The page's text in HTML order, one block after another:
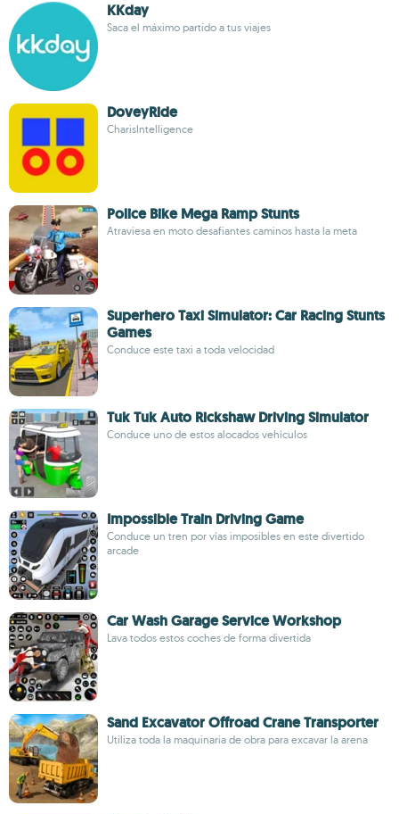
KKday
Saca el máximo partido a tus viajes
DoveyRide
CharisIntelligence
Police Bike Mega Ramp Stunts
Atraviesa en moto desafiantes caminos hasta la meta
Superhero Taxi Simulator: Car Racing Stunts
Games
Conduce este taxi a toda velocidad
Tuk Tuk Auto Rickshaw Driving Simulator
Conduce uno de estos alocados vehículos
Impossible Train Driving Game
Conduce un tren por vías imposibles en este divertido
arcade
Car Wash Garage Service Workshop
Lava todos estos coches de forma divertida
Sand Excavator Offroad Crane Transporter
Utiliza toda la maquinaria de obra para excavar la arena